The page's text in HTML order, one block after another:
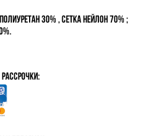
30% , Сетка Нейлон 70% ;